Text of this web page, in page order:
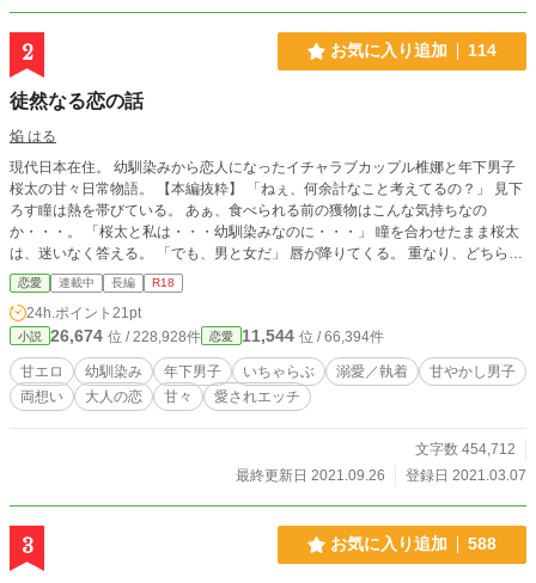
2 お気に入り追加 114
徒然なる恋の話
焔 はる
現代日本在住。 幼馴染みから恋人になったイチャラブカップル椎娜と年下男子
桜太の甘々日常物語。 【本編抜粋】 「ねぇ、何余計なこと考えてるの？」 見下
ろす瞳は熱を帯びている。 あぁ、食べられる前の獲物はこんな気持ちなの
か・・・。 「桜太と私は・・・幼馴染みなのに・・・」 瞳を合わせたまま桜太
は、迷いなく答える。 「でも、男と女だ」 唇が降りてくる。 重なり、どちらと
もなく、開いた唇の隙間から舌を絡める。 ～＊～＊～＊～＊～＊～＊～＊～＊
～＊～＊～＊～＊～＊～＊～＊～＊～＊～ 関係を変える為の桜太の決意。 愛す
る事が生きる理由。 巡り逢い、愛する為に生まれてきた、運命に導かれた恋。
戸惑いながらも椎娜は愛されることを受け入れ、 ２人は幼馴染みから１人の男
と女へ。 官能的な愛し合い、仲良し、イチャラブは２人にとって当たり前にあ
るべき姿。 甘々男子桜太と、愛され女子椎娜のお話です。 ～＊～＊～＊～＊～
＊～＊～＊～＊～＊～＊～＊～＊～＊～＊～＊～＊～＊～ 〖登場人物〗＊順次
～＊～＊～＊～＊～＊～＊～＊～＊～＊～＊～＊～＊～＊～＊～＊～＊～＊～
す、ご注意下さい(五夜以降『中出し』表現あります) ・イチャえろ、甘えろがか
なりあります。 ・桜太は椎娜を求めるのが生きる理由で本能です。 ＊それぞれs
ideのページがあります。 ＊公開後の誤字脱字修正、加筆修正があります。 ～＊
～＊～＊～＊～＊～＊～＊～＊～＊～＊～＊～＊～＊～＊～＊～＊～＊～ ＊更
恋愛 連載中 長編 R18
24h.ポイント 21pt
小説 26,674 位 / 228,928件 恋愛 11,544 位 / 66,394件
甘エロ 幼馴染み 年下男子 いちゃらぶ 溺愛／執着
甘やかし男子
両想い
大人の恋 甘々 愛されエッチ
文字数 454,712
最終更新日 2021.09.26
登録日 2021.03.07
3 お気に入り追加 588